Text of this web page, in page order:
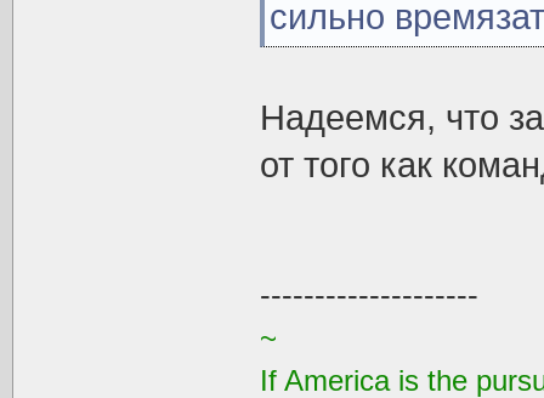
сильно
Надеемся, что
от того как
--------------------
~
If America is the